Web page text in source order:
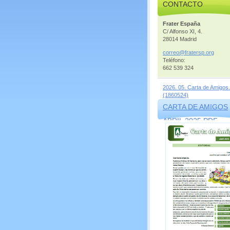
CONTACTO
Frater España
C/ Alfonso XI, 4.
28014 Madrid
correo@fratersp. org
Teléfono:
662 539 324
2026. 05. Carta de
(1860524)
CARTA DE AMIGOS
ABRIL 2025.PDF
(1569856)